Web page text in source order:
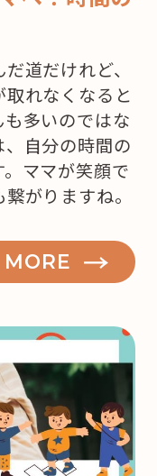
道だけれど、
れなくなると
多いのではな
自分の時間の
ママが笑顔で
がりますね。